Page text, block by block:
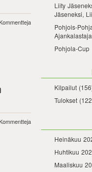
Liity
Jäseneksi,
Pohjois-
Pohjola-Cup
Kilpailut
Tulokset
Heinäkuu
Huhtikuu
Maaliskuu